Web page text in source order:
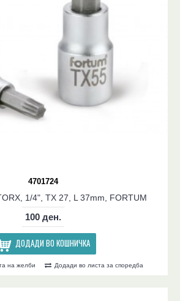
4701724
1/4", TX 27, L 37mm, FORTUM
100 ден.
ДОДАДИ ВО КОШНИЧКА
на желби Додади во листа за споредба